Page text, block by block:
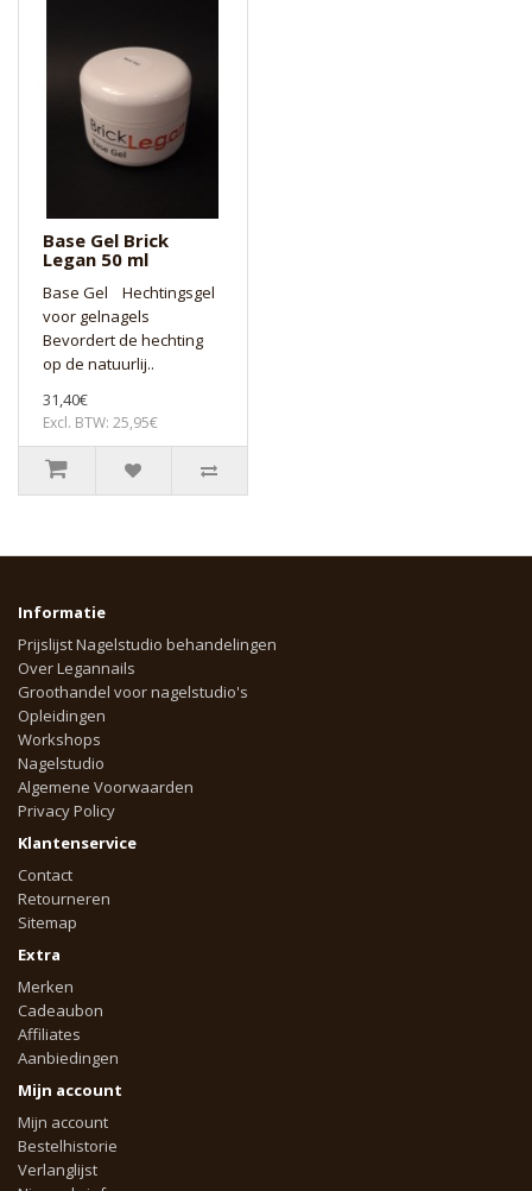
Base Gel Brick
Legan 50 ml
Base Gel Hechtingsgel
voor gelnagels
Bevordert de hechting
op de natuurlij..
31,40€
Excl. BTW: 25,95€
Informatie
Prijslijst Nagelstudio behandelingen
Over Legannails
Groothandel voor nagelstudio's
Opleidingen
Workshops
Nagelstudio
Algemene Voorwaarden
Privacy Policy
Klantenservice
Contact
Retourneren
Sitemap
Extra
Merken
Cadeaubon
Affiliates
Aanbiedingen
Mijn account
Mijn account
Bestelhistorie
Verlanglijst